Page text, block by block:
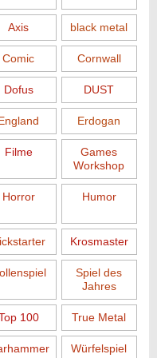
Axis black metal
Comic Cornwall
Dofus DUST
Erdogan
Filme
Games
Workshop
Horror Humor
Krosmaster
Spiel des
Jahres
100 True Metal
Würfelspiel